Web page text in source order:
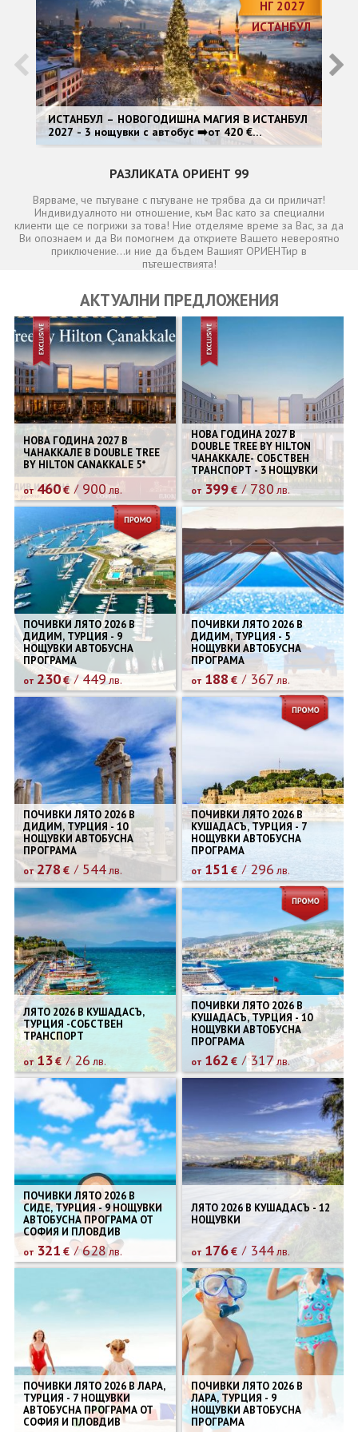
ЗА НАС
КОНТАКТИ
ФИРМЕНИ ДОКУМЕНТИ
0700 144 34 Запитване
НГ 2027
ИСТАНБУЛ
ИСТАНБУЛ – НОВОГОДИШНА МАГИЯ В ИСТАНБУЛ
2027 - 3 нощувки с автобус ➡️от 420 €
<Специален гост: Dragan Kojić Keba>
РАЗЛИКАТА ОРИЕНТ 99
Вярваме, че пътуване с пътуване не трябва да си приличат!
Индивидуалното ни отношение, към Вас като за специални
клиенти ще се погрижи за това! Ние отделяме време за Вас, за да
Ви опознаем и да Ви помогнем да откриете Вашето невероятно
приключение...и ние да бъдем Вашият ОРИЕНТир в
пътешествията!
АКТУАЛНИ ПРЕДЛОЖЕНИЯ
НОВА ГОДИНА 2027 В
ЧАНАККАЛЕ В DOUBLE TREE
BY HILTON CANAKKALE 5*
от460€ 900 лв.
НОВА ГОДИНА 2027 В
DOUBLE TREE BY HILTON
ЧАНАККАЛЕ- СОБСТВЕН
ТРАНСПОРТ - 3 НОЩУВКИ
от 399€ 780лв.
ПОЧИВКИ ЛЯТО 2026 В
ДИДИМ, ТУРЦИЯ - 9
НОЩУВКИ АВТОБУСНА
ПРОГРАМА
от 230€ 449лв.
ПОЧИВКИ ЛЯТО 2026 В
ДИДИМ, ТУРЦИЯ - 5
НОЩУВКИ АВТОБУСНА
ПРОГРАМА
от 188 € 367 лв.
ПОЧИВКИ ЛЯТО 2026 В
ДИДИМ, ТУРЦИЯ - 10
НОЩУВКИ АВТОБУСНА
ПРОГРАМА
от278 € 544лв.
ПОЧИВКИ ЛЯТО 2026 В
КУШАДАСЪ, ТУРЦИЯ - 7
НОЩУВКИ АВТОБУСНА
ПРОГРАМА
от 151 € 296 лв.
ЛЯТО 2026 В КУШАДАСЪ,
ТУРЦИЯ -СОБСТВЕН
ТРАНСПОРТ
от 13€ 26 лв.
ПОЧИВКИ ЛЯТО 2026 В
КУШАДАСЪ, ТУРЦИЯ - 10
НОЩУВКИ АВТОБУСНА
ПРОГРАМА
от 162 € 317лв.
ПОЧИВКИ ЛЯТО 2026 В
СИДЕ, ТУРЦИЯ - 9 НОЩУВКИ
АВТОБУСНА ПРОГРАМА ОТ
СОФИЯ И ПЛОВДИВ
от 321 € 628лв.
ЛЯТО 2026 В КУШАДАСЪ - 12
НОЩУВКИ
от 176€ 344лв.
ПОЧИВКИ ЛЯТО 2026 В ЛАРА,
ТУРЦИЯ - 7 НОЩУВКИ
АВТОБУСНА ПРОГРАМА ОТ
СОФИЯ И ПЛОВДИВ
ПОЧИВКИ ЛЯТО 2026 В
ЛАРА, ТУРЦИЯ - 9
НОЩУВКИ АВТОБУСНА
ПРОГРАМА